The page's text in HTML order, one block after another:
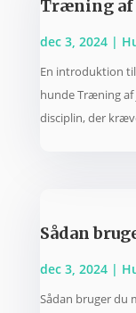
Træning af
dec 3, 2024|
En introduktion
hunde Træning
disciplin, der
Sådan
dec 3, 2024|
Sådan bruger du